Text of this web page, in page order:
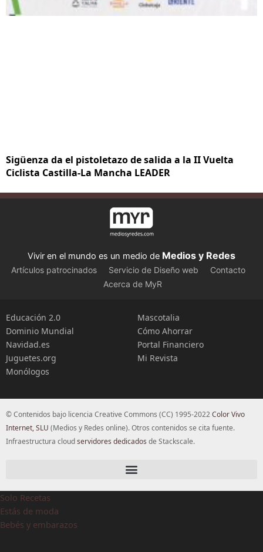
Sigüenza da el pistoletazo de salida a la II Vuelta
Ciclista Castilla-La Mancha LEADER
Vivir en el mundo es un medio de Medios y Redes
Artículos patrocinados Servicio de Diseño web
Contacto
Acerca de MyR
Educación 2.0
Dominio Mundial
Navidad.es
Juguetes.org
Monólogos
Mascotalia
Cómo Ahorrar
Portal Financiero
Mi Revista
© Contenidos bajo licencia Creative Commons (CC) 1995-2022Color Vivo
Internet, SLU (Medios y Redes online). Otros contenidos se cita fuente.
Infraestructura cloudservidores dedicados de Stackscale.
Solo Recetas
Estás de moda
Bebés y embarazos